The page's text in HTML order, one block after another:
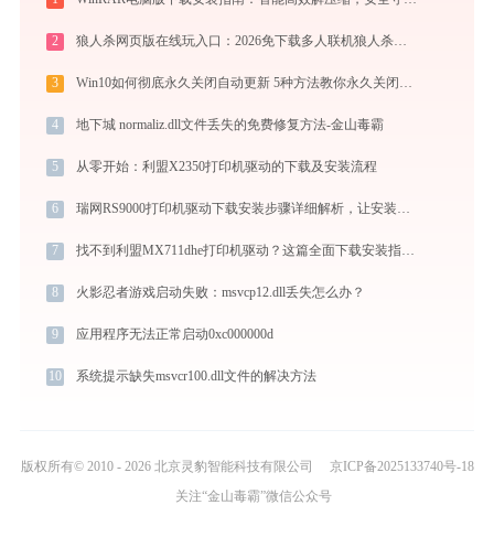
2 狼人杀网页版在线玩入口：2026免下载多人联机狼人杀，新手实战晋级攻略
3 Win10如何彻底永久关闭自动更新 5种方法教你永久关闭win10自动更新
4 地下城 normaliz.dll文件丢失的免费修复方法-金山毒霸
5 从零开始：利盟X2350打印机驱动的下载及安装流程
6 瑞网RS9000打印机驱动下载安装步骤详细解析，让安装更简单
7 找不到利盟MX711dhe打印机驱动？这篇全面下载安装指南帮到你
8 火影忍者游戏启动失败：msvcp12.dll丢失怎么办？
9 应用程序无法正常启动0xc000000d
10 系统提示缺失msvcr100.dll文件的解决方法
版权所有© 2010 - 2026 北京灵豹智能科技有限公司
京ICP备2025133740号-18
关注“金山毒霸”微信公众号